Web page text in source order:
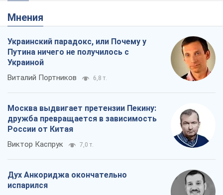
Мнения
Украинский парадокс, или Почему у
Путина ничего не получилось с
Украиной
Виталий Портников 6,8 т.
Москва выдвигает претензии Пекину:
дружба превращается в зависимость
России от Китая
Виктор Каспрук 7,0 т.
Дух Анкориджа окончательно
испарился